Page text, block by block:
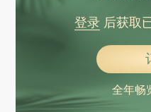
登录后获取
全年畅